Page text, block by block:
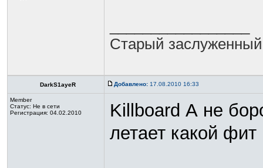
Старый заслуженный
DarkS1ayeR Добавлено: 17.08.2010 16:33
Member
Статус: Не в сети
Регистрация: 04.02.2010
Killboard А не
летает какой фит